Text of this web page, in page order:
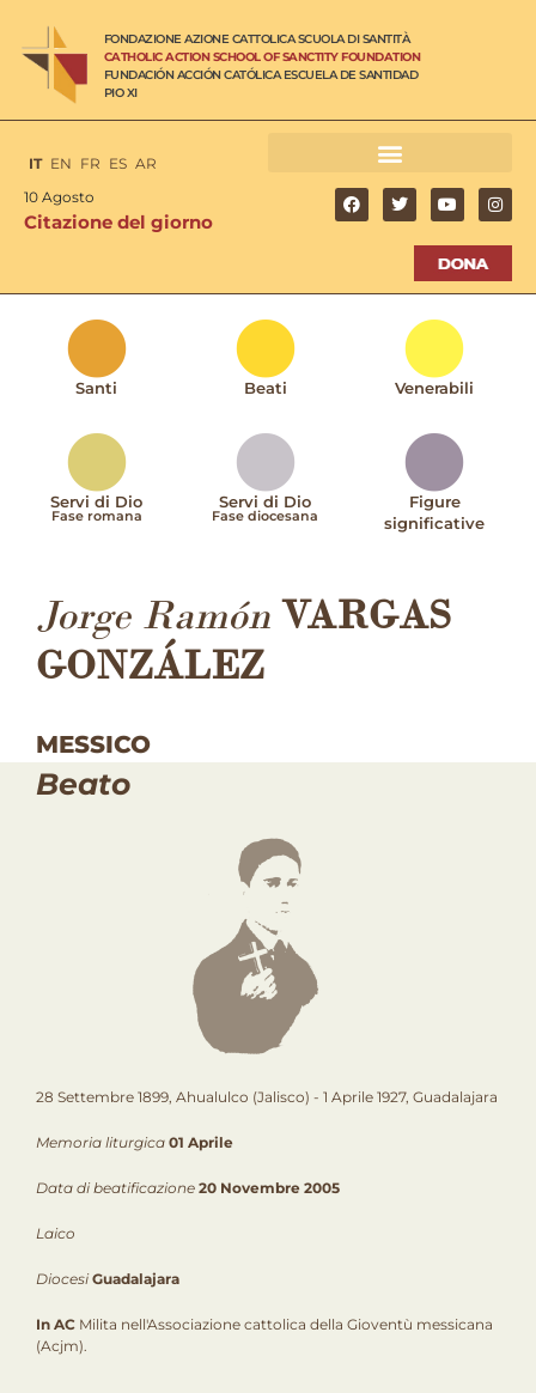
FONDAZIONE AZIONE CATTOLICA SCUOLA DI SANTITÀ
CATHOLIC ACTION SCHOOL OF SANCTITY FOUNDATION
FUNDACIÓN ACCIÓN CATÓLICA ESCUELA DE SANTIDAD
PIO XI
IT EN FR ES AR
10 Agosto
Citazione del giorno
Santi Beati Venerabili
Servi di Dio
Fase romana
Servi di Dio
Fase diocesana
Figure
significative
Jorge Ramón VARGAS
GONZÁLEZ
MESSICO
Beato
28 Settembre 1899, Ahualulco (Jalisco) - 1 Aprile 1927, Guadalajara
Memoria liturgica 01 Aprile
Data di beatificazione 20 Novembre 2005
Laico
Diocesi Guadalajara
In AC Milita nell'Associazione cattolica della Gioventù messicana
(Acjm).